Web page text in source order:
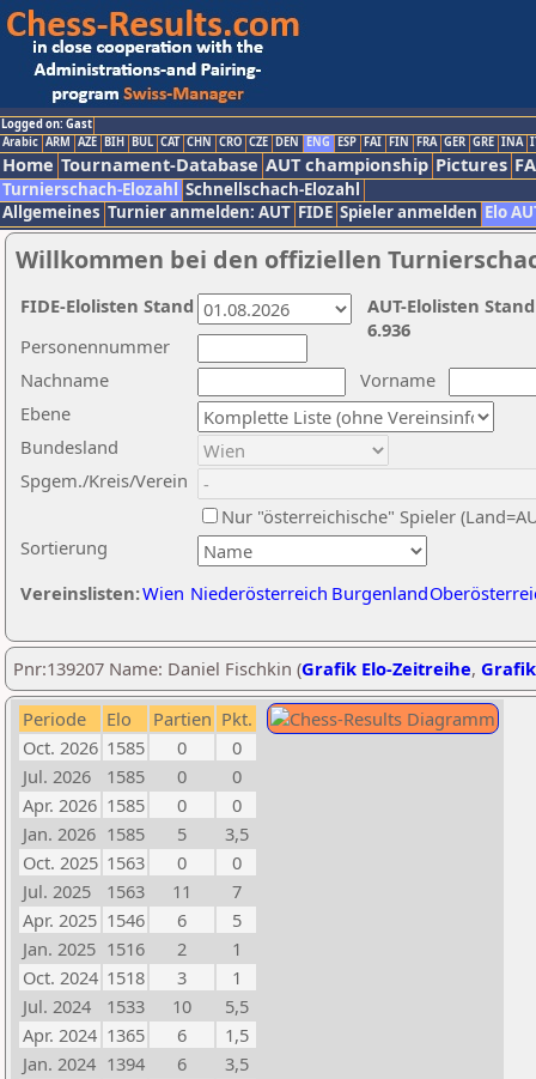
Logged on: Gast
Arabic ARM AZE BIH BUL CAT CHN CRO CZE DEN ENG ESP FAI FIN FRA GER GRE INA
Home Tournament-Database AUT championship Pictures
Turnierschach-Elozahl Schnellschach-Elozahl
Allgemeines Turnier anmelden: AUT FIDE Spieler anmelden Elo
Willkommen bei den offiziellen
Nachname
Vorname
Ebene
Sortierung
Personennummer
Bundesland
Spgem./Kreis/Verein
Nur "österreichische" Spieler
Vereinslisten:Wien Niederösterreich Burgenland
AUT-Elolisten
6.936
FIDE-Elolisten Stand
Pnr:139207 Name: Daniel Fischkin (Grafik Elo-Zeitreihe,
Periode Elo Partien Pkt.
Oct. 2026 1585 0
0
Jul. 2026
1585 0
0
Apr. 2026 1585 0
0
Jan. 2026 1585 5
3,5
Oct. 2025 1563 0
0
Jul. 2025
1563 11
7
Apr. 2025 1546 6
5
Jan. 2025 1516 2
1
Oct. 2024 1518 3
1
Jul. 2024
1533 10
5,5
Apr. 2024 1365 6
1,5
Jan. 2024 1394 6
3,5